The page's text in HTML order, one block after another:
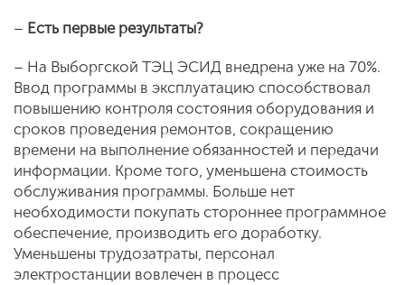
– Есть первые результаты?
– На Выборгской ТЭЦ ЭСИД внедрена уже на 70%.
Ввод программы в эксплуатацию способствовал
повышению контроля состояния оборудования и
сроков проведения ремонтов, сокращению
времени на выполнение обязанностей и передачи
информации. Кроме того, уменьшена стоимость
обслуживания программы. Больше нет
необходимости покупать стороннее программное
обеспечение, производить его доработку.
Уменьшены трудозатраты, персонал
электростанции вовлечен в процесс